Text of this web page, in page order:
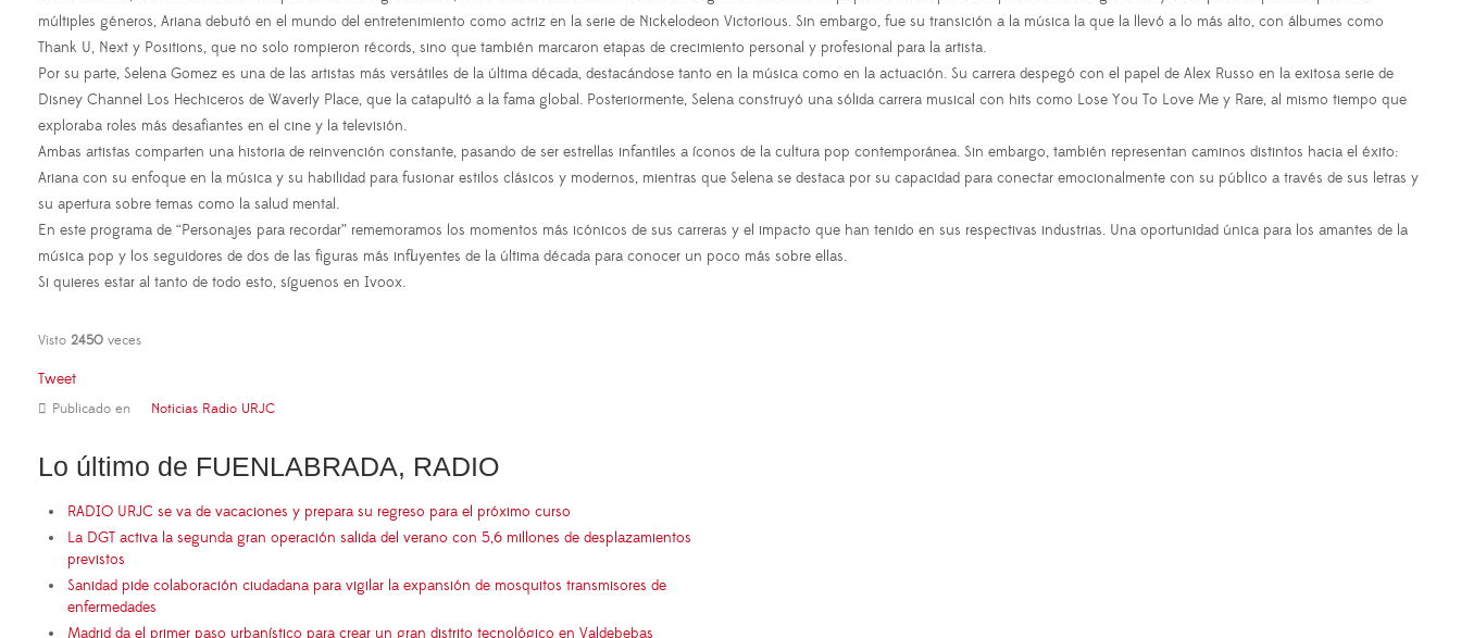
múltiples géneros, Ariana debutó en el mundo del entretenimiento como actriz en la serie de Nickelodeon Victorious. Sin embargo, fue su transición a la música la que la llevó a lo más alto, con álbumes como
Thank U, Next y Positions, que no solo rompieron récords, sino que también marcaron etapas de crecimiento personal y profesional para la artista.
Por su parte, Selena Gomez es una de las artistas más versátiles de la última década, destacándose tanto en la música como en la actuación. Su carrera despegó con el papel de Alex Russo en la exitosa serie de
Disney Channel Los Hechiceros de Waverly Place, que la catapultó a la fama global. Posteriormente, Selena construyó una sólida carrera musical con hits como Lose You To Love Me y Rare, al mismo tiempo que
exploraba roles más desafiantes en el cine y la televisión.
Ambas artistas comparten una historia de reinvención constante, pasando de ser estrellas infantiles a íconos de la cultura pop contemporánea. Sin embargo, también representan caminos distintos hacia el éxito:
Ariana con su enfoque en la música y su habilidad para fusionar estilos clásicos y modernos, mientras que Selena se destaca por su capacidad para conectar emocionalmente con su público a través de sus letras y
su apertura sobre temas como la salud mental.
En este programa de “Personajes para recordar” rememoramos los momentos más icónicos de sus carreras y el impacto que han tenido en sus respectivas industrias. Una oportunidad única para los amantes de la
música pop y los seguidores de dos de las figuras más influyentes de la última década para conocer un poco más sobre ellas.
Si quieres estar al tanto de todo esto, síguenos en Ivoox.
Visto 2450 veces
Tweet
Publicado en Noticias Radio URJC
Lo último de FUENLABRADA, RADIO
RADIO URJC se va de vacaciones y prepara su regreso para el próximo curso
La DGT activa la segunda gran operación salida del verano con 5,6 millones de desplazamientos
previstos
Sanidad pide colaboración ciudadana para vigilar la expansión de mosquitos transmisores de
enfermedades